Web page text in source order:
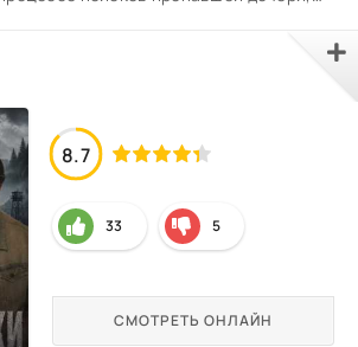
СМОТРЕТЬ ОНЛАЙН
8.7
33 5